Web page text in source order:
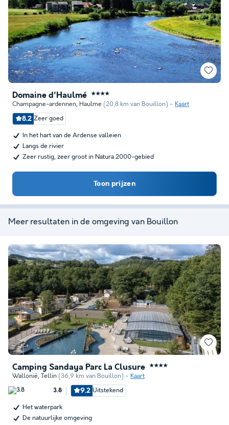
Domaine d'Haulmé ★★★★
Champagne-ardennen, Haulme (20,8 km van Bouillon) Kaart
8.2 Zeer goed
In het hart van de Ardense valleien
Langs de rivier
Zeer rustig, zeer groot in Natura 2000-gebied
Toon prijzen
Meer resultaten in de omgeving van Bouillon
Camping Sandaya Parc La Clusure ★★★★
Wallonië, Tellin (36,9 km van Bouillon) Kaart
3.8 9.2 Uitstekend
Het waterpark
De natuurlijke omgeving